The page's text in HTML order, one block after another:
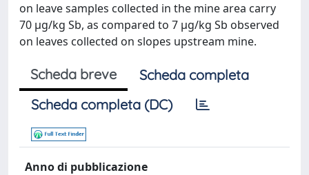
on leave samples collected in the mine area carry
70 µg/kg Sb, as compared to 7 µg/kg Sb observed
on leaves collected on slopes upstream mine.
Scheda breve
Scheda completa
Scheda completa (DC)
Anno di pubblicazione